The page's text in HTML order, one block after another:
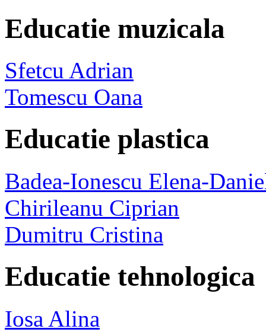
Educatie muzicala
Sfetcu Adrian
Tomescu Oana
Educatie plastica
Badea-Ionescu Elena-
Chirileanu Ciprian
Dumitru Cristina
Educatie tehnologica
Iosa Alina